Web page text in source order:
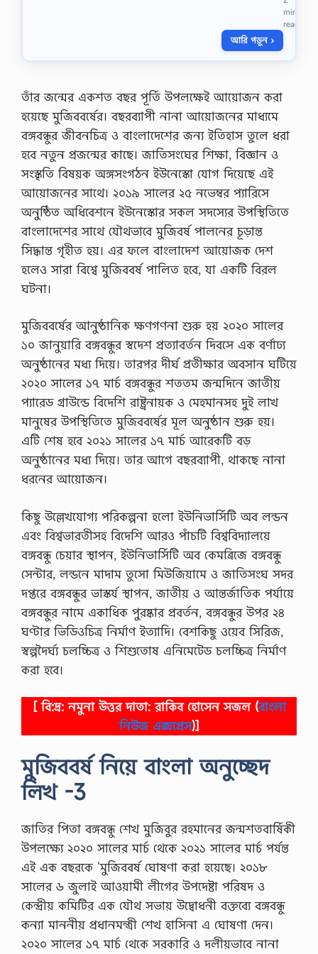
l
o
a
জ্ঞা
ক
সু
র
সা
ম
ন
min
read
আরি পড়ুন ›
তাঁর জন্মের একশত বছর পূর্তি উপলক্ষেই আয়ােজন করা
হয়েছে মুজিববর্ষের। বছরব্যাপী নানা আয়ােজনের মাধ্যমে
বঙ্গবন্ধুর জীবনচিত্র ও বাংলাদেশের জন্য ইতিহাস তুলে ধরা
হবে নতুন প্রজন্মের কাছে। জাতিসংঘের শিক্ষা, বিজ্ঞান ও
সংস্কৃতি বিষয়ক অঙ্গসংগঠন ইউনেস্কো যােগ দিয়েছে এই
আয়ােজনের সাথে। ২০১৯ সালের ২৫ নভেম্বর প্যারিসে
অনুষ্ঠিত অধিবেশনে ইউনেস্কোর সকল সদস্যের উপস্থিতিতে
বাংলাদেশের সাথে যৌথভাবে মুজিবর্ষ পালনের চূড়ান্ত
সিদ্ধান্ত গৃহীত হয়। এর ফলে বাংলাদেশ আয়ােজক দেশ
হলেও সারা বিশ্বে মুজিববর্ষ পালিত হবে, যা একটি বিরল
ঘটনা।
মুজিববর্ষের আনুষ্ঠানিক ক্ষণগণনা শুরু হয় ২০২০ সালের
১০ জানুয়ারি বঙ্গবন্ধুর স্বদেশ প্রত্যাবর্তন দিবসে এক বর্ণাঢ্য
অনুষ্ঠানের মধ্য দিয়ে। তারপর দীর্ঘ প্রতীক্ষার অবসান ঘটিয়ে
২০২০ সালের ১৭ মার্চ বঙ্গবন্ধুর শততম জন্মদিনে জাতীয়
প্যারেড গ্রাউন্ডে বিদেশি রাষ্ট্রনায়ক ও মেহমানসহ দুই লাখ
মানুষের উপস্থিতিতে মুজিববর্ষের মূল অনুষ্ঠান শুরু হয়।
এটি শেষ হবে ২০২১ সালের ১৭ মার্চ আরেকটি বড়
অনুষ্ঠানের মধ্য দিয়ে। তার আগে বছরব্যাপী, থাকছে নানা
ধরনের আয়ােজন।
কিছু উল্লেখযােগ্য পরিকল্পনা হলাে ইউনিভার্সিটি অব লন্ডন
এবং বিশ্বভারতীসহ বিদেশি আরও পাঁচটি বিশ্ববিদ্যালয়ে
বঙ্গবন্ধু চেয়ার স্থাপন, ইউনিভার্সিটি অব কেমব্রিজে বঙ্গবন্ধু
সেন্টার, লন্ডনে মাদাম তুসাে মিউজিয়ামে ও জাতিসংঘ সদর
দপ্তরে বঙ্গবন্ধুর ভাস্কর্য স্থাপন, জাতীয় ও আন্তর্জাতিক পর্যায়ে
বঙ্গবন্ধুর নামে একাধিক পুরষ্কার প্রবর্তন, বঙ্গবন্ধুর উপর ২৪
ঘণ্টার ভিডিওচিত্র নির্মাণ ইত্যাদি। বেশকিছু ওয়েব সিরিজ,
স্বল্পদৈর্ঘ্য চলচ্চিত্র ও শিশুতােষ এনিমেটেড চলচ্চিত্র নির্মাণ
করা হবে।
[ বি:দ্র: নমুনা উত্তর দাতা: রাকিব হোসেন সজল (বাংলা
নিউজ এক্সপ্রেস)]
মুজিববর্ষ নিয়ে বাংলা অনুচ্ছেদ
লিখ -3
জাতির পিতা বঙ্গবন্ধু শেখ মুজিবুর রহমানের জন্মশতবার্ষিকী
উপলক্ষ্যে ২০২০ সালের মার্চ থেকে ২০২১ সালের মার্চ পর্যন্ত
এই এক বছরকে ‘মুজিববর্ষ ঘােষণা করা হয়েছে। ২০১৮
সালের ৬ জুলাই আওয়ামী লীগের উপদেষ্টা পরিষদ ও
কেন্দ্রীয় কমিটির এক যৌথ সভায় উদ্বোধনী বক্তব্যে বঙ্গবন্ধু
কন্যা মাননীয় প্রধানমন্ত্রী শেখ হাসিনা এ ঘােষণা দেন।
২০২০ সালের ১৭ মার্চ থেকে সরকারি ও দলীয়ভাবে নানা